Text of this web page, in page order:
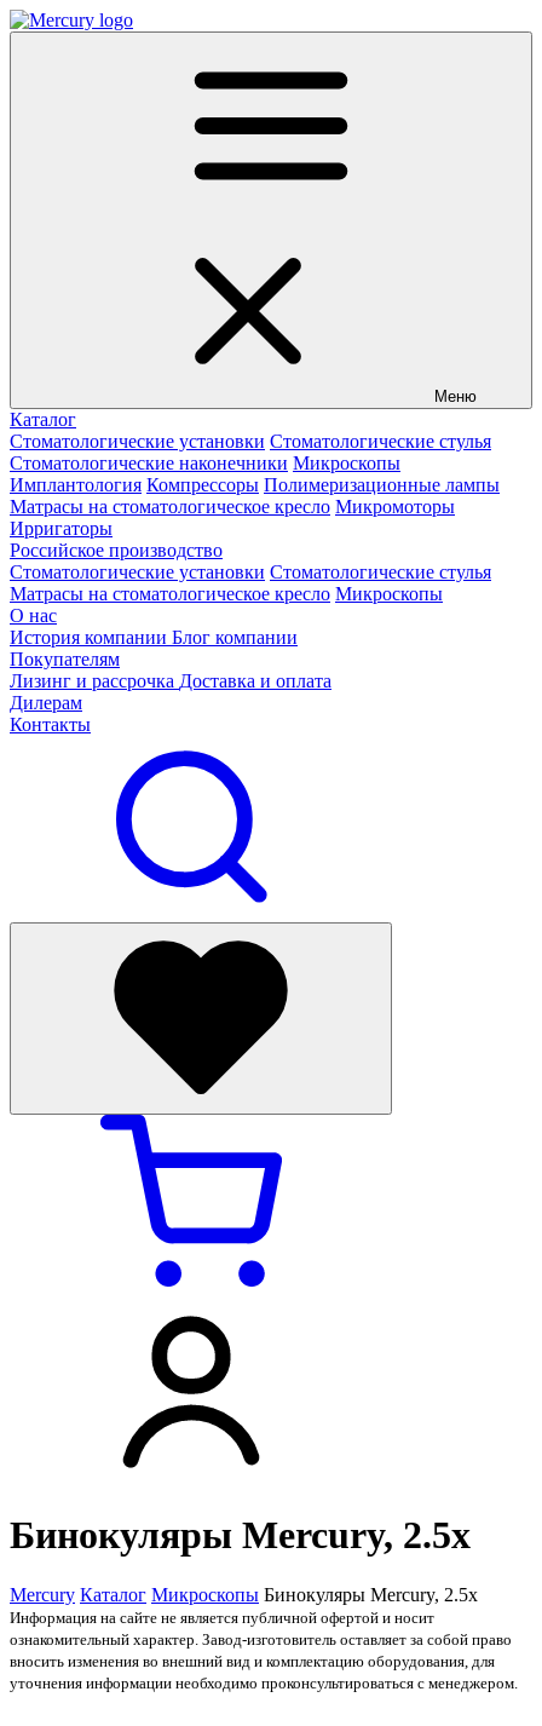
Меню
Каталог
Стоматологические установки Стоматологические стулья
Стоматологические наконечники Микроскопы
Имплантология Компрессоры Полимеризационные лампы
Матрасы на стоматологическое кресло Микромоторы
Ирригаторы
Российское производство
Стоматологические установки Стоматологические стулья
Матрасы на стоматологическое кресло Микроскопы
О нас
История компании Блог компании
Покупателям
Лизинг и рассрочка Доставка и оплата
Дилерам
Контакты
Бинокуляры Mercury, 2.5x
Mercury Каталог Микроскопы Бинокуляры Mercury, 2.5x
Информация на сайте не является публичной офертой и носит
ознакомительный характер. Завод-изготовитель оставляет за собой право
вносить изменения во внешний вид и комплектацию оборудования, для
уточнения информации необходимо проконсультироваться с менеджером.